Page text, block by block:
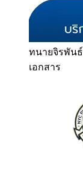
ทนายจิรพันธ์
เอกสาร